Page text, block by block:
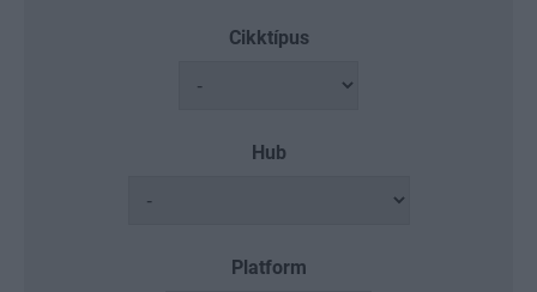
Cikktípus
Hub
Platform